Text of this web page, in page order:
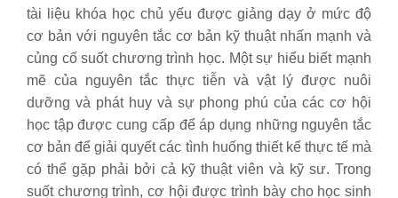
tài liệu khóa học chủ yếu được giảng dạy ở mức độ
cơ bản với nguyên tắc cơ bản kỹ thuật nhấn mạnh và
củng cố suốt chương trình học. Một sự hiểu biết mạnh
mẽ của nguyên tắc thực tiễn và vật lý được nuôi
dưỡng và phát huy và sự phong phú của các cơ hội
học tập được cung cấp để áp dụng những nguyên tắc
cơ bản để giải quyết các tình huống thiết kế thực tế mà
có thể gặp phải bởi cả kỹ thuật viên và kỹ sư. Trong
suốt chương trình, cơ hội được trình bày cho học sinh